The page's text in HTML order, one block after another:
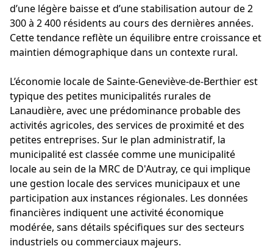
d’une légère baisse et d’une stabilisation autour de 2
300 à 2 400 résidents au cours des dernières années.
Cette tendance reflète un équilibre entre croissance et
maintien démographique dans un contexte rural.
L’économie locale de Sainte-Geneviève-de-Berthier est
typique des petites municipalités rurales de
Lanaudière, avec une prédominance probable des
activités agricoles, des services de proximité et des
petites entreprises. Sur le plan administratif, la
municipalité est classée comme une municipalité
locale au sein de la MRC de D'Autray, ce qui implique
une gestion locale des services municipaux et une
participation aux instances régionales. Les données
financières indiquent une activité économique
modérée, sans détails spécifiques sur des secteurs
industriels ou commerciaux majeurs.